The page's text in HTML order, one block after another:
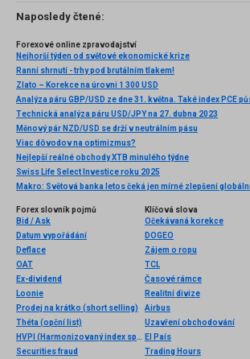
Naposledy čtené:
Forexové online zpravodajství
Nejhorší týden od světové ekonomické krize
Ranní shrnutí - trhy pod brutálním tlakem!
Zlato – Korekce na úrovni 1 300 USD
Technická analýza páru USD/JPY na 27. dubna 2023
Měnový pár NZD/USD se drží v neutrálním pásu
Viac dôvodov na optimizmus?
Nejlepší reálné obchody XTB minulého týdne
Swiss Life Select Investice roku 2025
Forex slovník pojmů
Bid / Ask
Datum vypořádání
Deflace
OAT
Ex-dividend
Loonie
Prodej na krátko (short selling)
Théta (opční list)
HVPI (Harmonizovaný index spotřebitelských cen)
Securities fraud
Klíčová slova
Očekávaná korekce
DOGEO
Zájem o ropu
TCL
Časové rámce
Realitní divize
Airbus
Uzavření obchodování
El País
Trading Hours